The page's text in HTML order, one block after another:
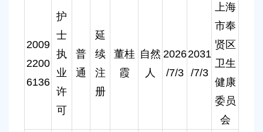
2009
2200
6136
护
士
执
业
许
可
普
通
延
续
注
册
董桂
霞
自然
人
2026
/7/3
2031
/7/3
上海
市奉
贤区
卫生
健康
委员
会